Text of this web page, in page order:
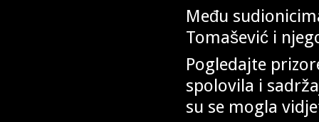
Među
Tomašević i
Pogledajte
spolovila i
su se mogla